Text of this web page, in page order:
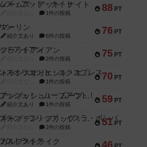
88 PT
ノームズ・アット・ナイト
1件の投稿
76 PT
マーリン
紹介文あり 6件の投稿
75 PT
フラットアイアン
2件の投稿
70 PT
トランスオリエント・エクスプレス
1件の投稿
59 PT
アンブッシュ！：ムーブアウト！
紹介文あり 1件の投稿
51 PT
キャプテン・フリップ：イスラ・ボンバ
2件の投稿
46
ガルフストライク